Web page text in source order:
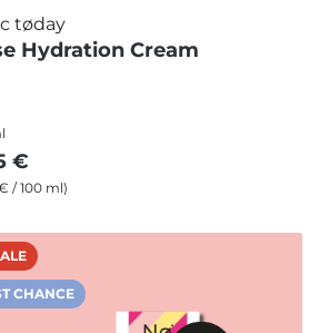
tøday
Hydration Cream
€
/ 100 ml)
CHANCE